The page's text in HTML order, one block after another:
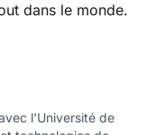
dans le monde.
l'Université de